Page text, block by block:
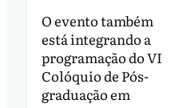
O evento também
está integrando a
programação do VI
Colóquio de Pós-
graduação em